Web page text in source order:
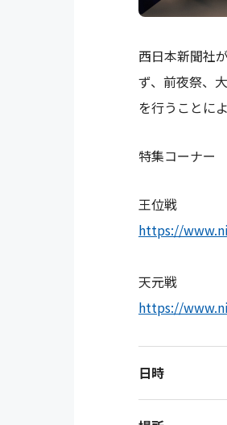
西日本新聞社
ず、前夜祭、
を行うことに
特集コーナー
王位戦
https://
天元戦
https://
日時